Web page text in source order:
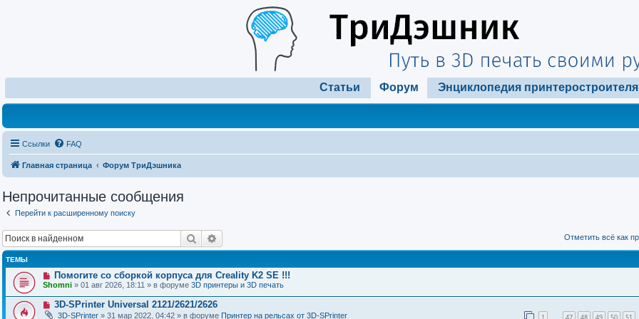
Статьи Форум Энциклопедия принтеростроителя
Ссылки FAQ
Главная страница Форум ТриДэшника
Непрочитанные сообщения
Перейти к расширенному поиску
Поиск Отметить всё как
ТЕМЫ
Н
о
в
о
е
с
Помогите со сборкой корпуса для Creality K2 SE !!!
Shomni » 01 авг 2026, 18:11 » в форуме 3D принтеры и 3D печать
Н3D-SPrinter Universal 2121/2621/2626
3D-SPrinter » 31 мар 2022, 04:42 » в форуме Принтер на рельсах от 3D-SPrinter